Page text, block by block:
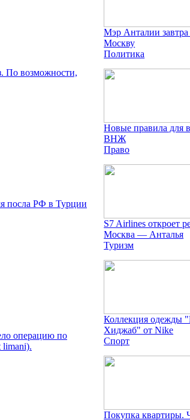
По возможности,
посла РФ в Турции
операцию по
limani).
Мэр Анталии завтра
Москву
Политика
Новые правила для
ВНЖ
Право
S7 Airlines откроет
Москва — Анталья
Туризм
Коллекция одежды
Хиджаб" от Nike
Спорт
Покупка квартиры.